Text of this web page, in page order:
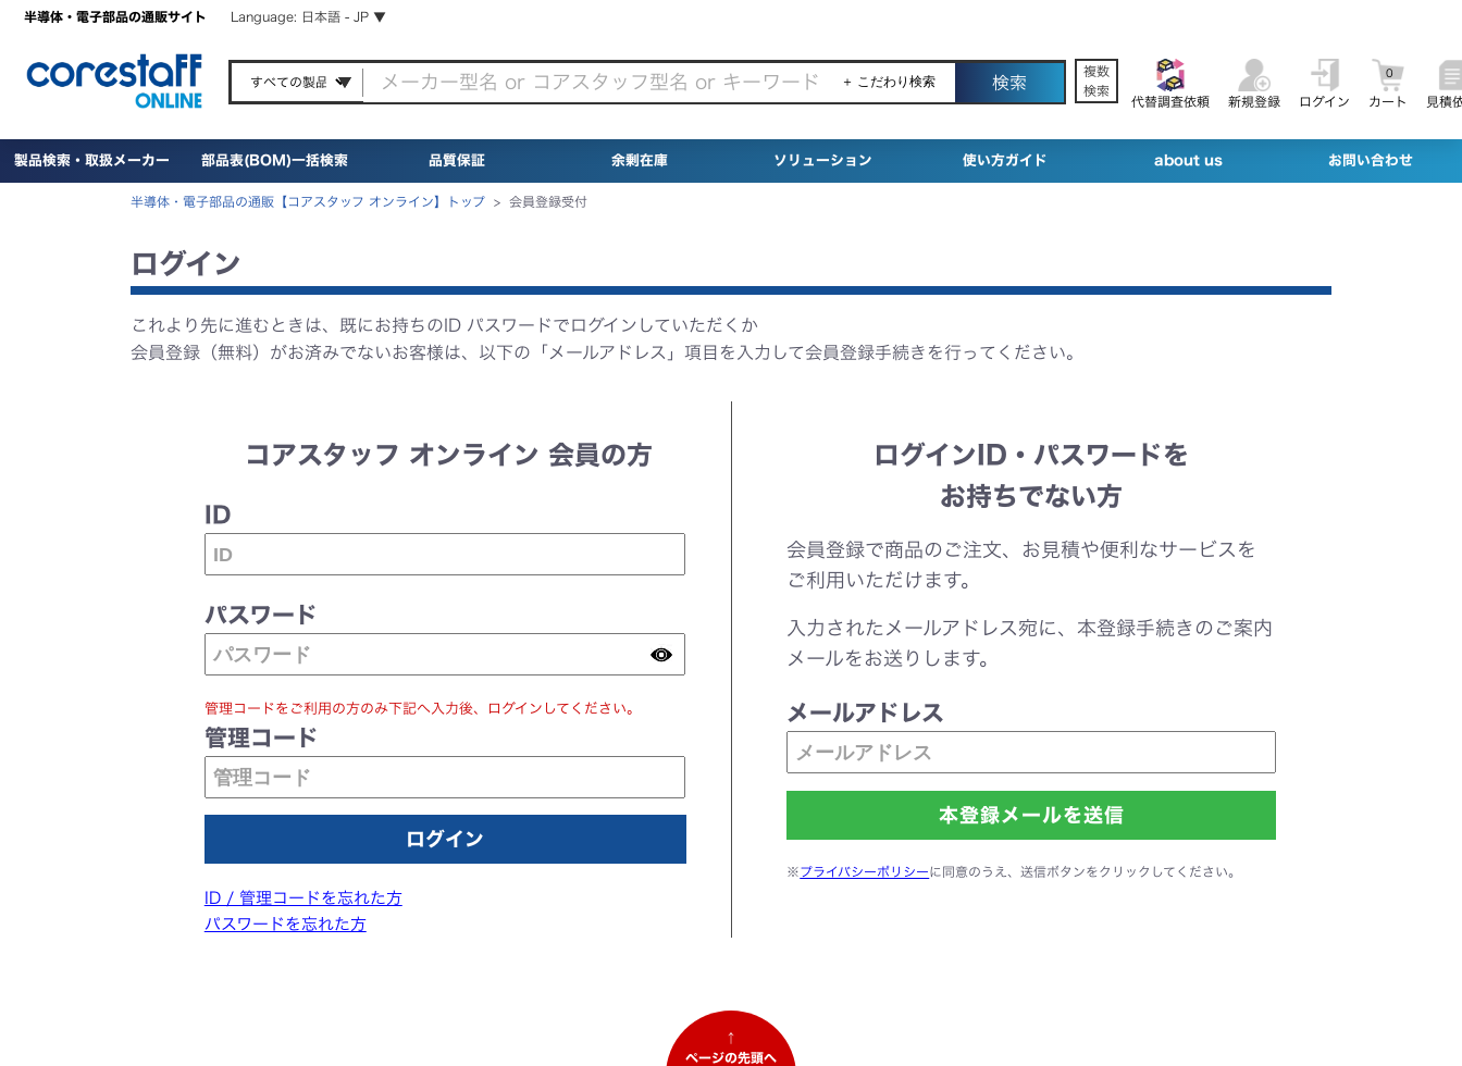
半導体・電子部品の通販サイト Language: 日本語 - JP ▼
＋ こだわり検索
複数
検索
代替調査依頼
新規登録 ログイン カート
0
見積
製品検索・取扱メーカー 部品表(BOM)一括検索 品質保証 余剰在庫 ソリューション 使い方ガイド about us お問い合わせ
半導体・電子部品の通販【コアスタッフ オンライン】トップ > 会員登録受付
ログイン
これより先に進むときは、既にお持ちのID パスワードでログインしていただくか
会員登録（無料）がお済みでないお客様は、以下の「メールアドレス」項目を入力して会員登録手続きを行ってください。
コアスタッフ オンライン 会員の方
ID
パスワード
管理コードをご利用の方のみ下記へ入力後、ログインしてください。
管理コード
ID / 管理コードを忘れた方
パスワードを忘れた方
ログインID・パスワードを
お持ちでない方
会員登録で商品のご注文、お見積や便利なサービスを
ご利用いただけます。
入力されたメールアドレス宛に、本登録手続きのご案内
メールをお送りします。
メールアドレス
※プライバシーポリシーに同意のうえ、送信ボタンをクリックしてください。
↑
ページの先頭へ